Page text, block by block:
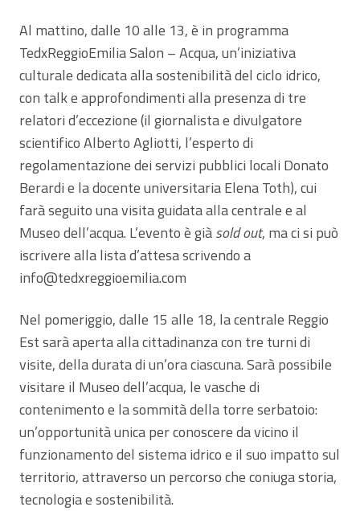
Al mattino, dalle 10 alle 13, è in programma
TedxReggioEmilia Salon – Acqua, un’iniziativa
culturale dedicata alla sostenibilità del ciclo idrico,
con talk e approfondimenti alla presenza di tre
relatori d’eccezione (il giornalista e divulgatore
scientifico Alberto Agliotti, l’esperto di
regolamentazione dei servizi pubblici locali Donato
Berardi e la docente universitaria Elena Toth), cui
farà seguito una visita guidata alla centrale e al
Museo dell’acqua. L’evento è giàsold out, ma ci si può
iscrivere alla lista d’attesa scrivendo a
info@tedxreggioemilia.com
Nel pomeriggio, dalle 15 alle 18, la centrale Reggio
Est sarà aperta alla cittadinanza con tre turni di
visite, della durata di un’ora ciascuna. Sarà possibile
visitare il Museo dell’acqua, le vasche di
contenimento e la sommità della torre serbatoio:
un’opportunità unica per conoscere da vicino il
funzionamento del sistema idrico e il suo impatto sul
territorio, attraverso un percorso che coniuga storia,
tecnologia e sostenibilità.